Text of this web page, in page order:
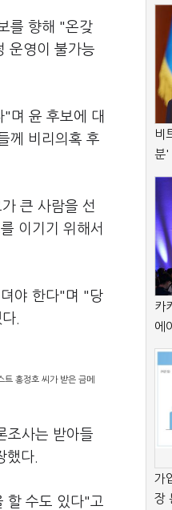
를 향해 "온갖
운영이 불가능
며 윤 후보에 대
께 비리의혹 후
큰 사람을 선
이기기 위해서
야 한다"며 "당
.
홍정호 씨가 받은 금메
조사는 받아들
했다.
할 수도 있다"고
비
분'
카
에
가
장